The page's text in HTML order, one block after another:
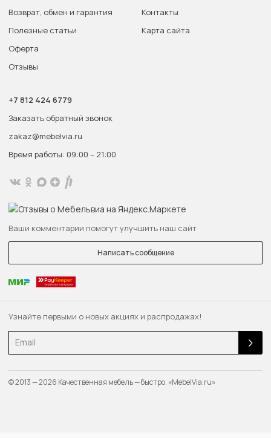
Узнайте первыми о новых акциях и распродажах!
Email
Возврат, обмен и гарантия
Полезные статьи
Оферта
Отзывы
Контакты
Карта сайта
+7 812 424 6779
Заказать обратный звонок
zakaz@mebelvia.ru
Время работы: 09:00 – 21:00
Ваши комментарии помогут улучшить наш сайт
Написать сообщение
© 2013 — 2026 Качественная мебель — быстро. «MebelVia.ru»